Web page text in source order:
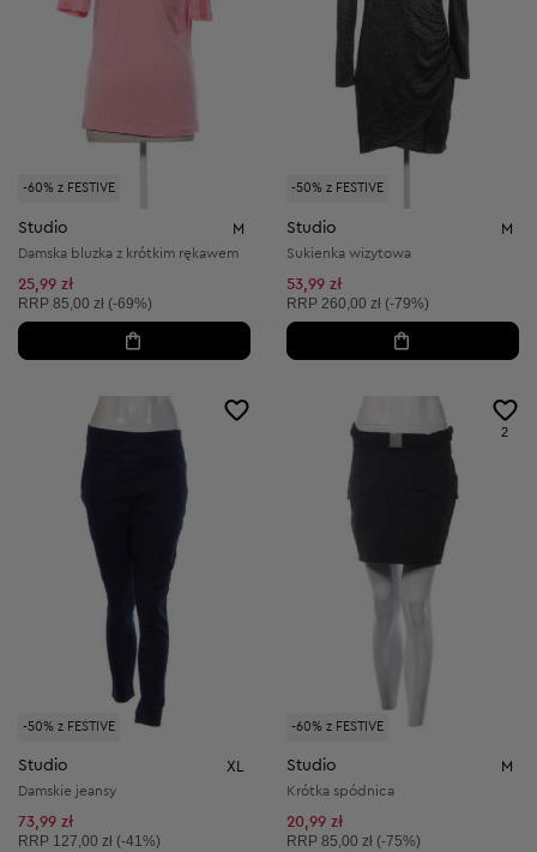
-60% z FESTIVE
Studio M
Damska bluzka z krótkim rękawem
25,99 zł
Cena sugerowana:
RRP 85,00 zł (-69%)
-50% z FESTIVE
Studio M
Sukienka wizytowa
53,99 zł
Cena sugerowana:
RRP 260,00 zł (-79%)
-50% z FESTIVE
Studio XL
Damskie jeansy
73,99 zł
Cena sugerowana:
RRP 127,00 zł (-41%)
-60% z FESTIVE
2
Studio M
Krótka spódnica
20,99 zł
Cena sugerowana:
RRP 85,00 zł (-75%)